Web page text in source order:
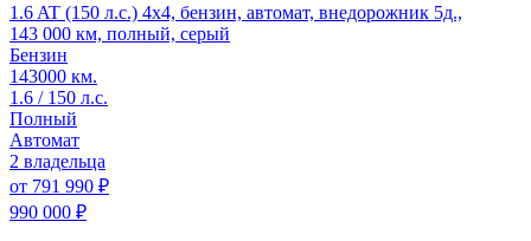
1.6 AT (150 л.с.) 4x4, бензин, автомат, внедорожник 5д.,
143 000 км, полный, серый
Бензин
143000 км.
1.6 / 150 л.с.
Полный
Автомат
2 владельца
от 791 990 ₽
990 000 ₽